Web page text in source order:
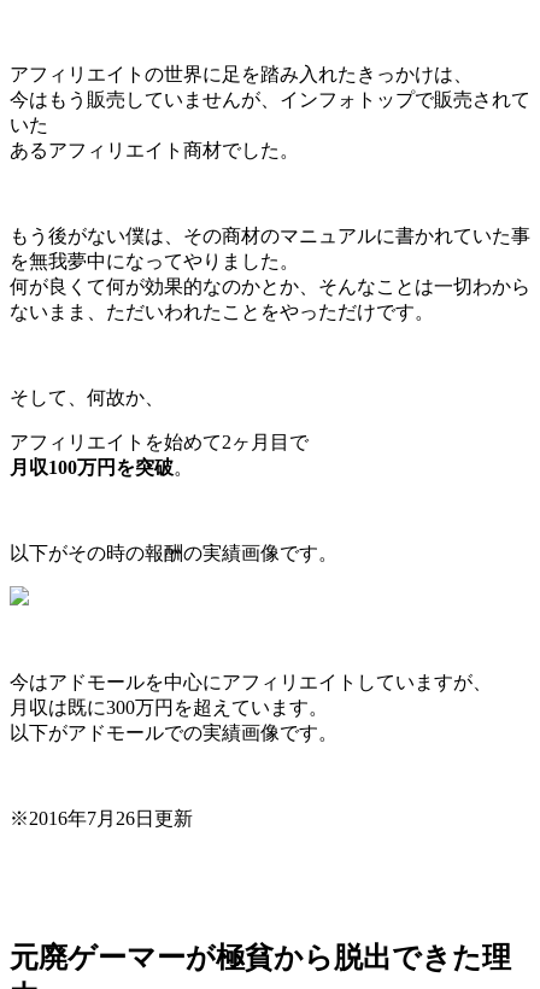
アフィリエイトの世界に足を踏み入れたきっかけは、
今はもう販売していませんが、インフォトップで販売されて
いた
あるアフィリエイト商材でした。
もう後がない僕は、その商材のマニュアルに書かれていた事
を無我夢中になってやりました。
何が良くて何が効果的なのかとか、そんなことは一切わから
ないまま、ただいわれたことをやっただけです。
そして、何故か、
アフィリエイトを始めて2ヶ月目で
月収100万円を突破。
以下がその時の報酬の実績画像です。
今はアドモールを中心にアフィリエイトしていますが、
月収は既に300万円を超えています。
以下がアドモールでの実績画像です。
※2016年7月26日更新
元廃ゲーマーが極貧から脱出できた理